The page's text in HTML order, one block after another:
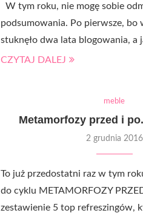
W tym roku, nie mogę sobie
podsumowania. Po pierwsze, bo
stuknęło dwa lata blogowania, a
CZYTAJ DALEJ
meble
Metamorfozy przed i
2 grudnia 2016
To już przedostatni raz w tym
do cyklu METAMORFOZY
zestawienie 5 top refreszingów,